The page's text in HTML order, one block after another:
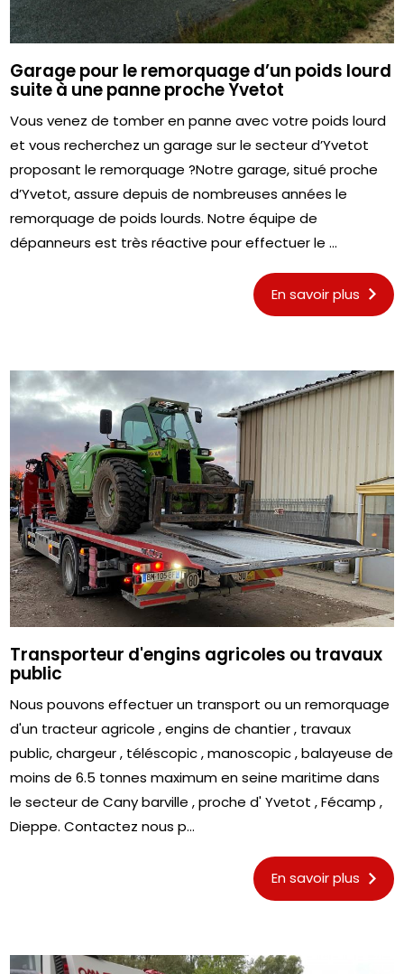
Garage pour le remorquage d’un poids lourd
suite à une panne proche Yvetot
Vous venez de tomber en panne avec votre poids lourd
et vous recherchez un garage sur le secteur d’Yvetot
proposant le remorquage ?Notre garage, situé proche
d’Yvetot, assure depuis de nombreuses années le
remorquage de poids lourds. Notre équipe de
dépanneurs est très réactive pour effectuer le ...
En savoir plus
Transporteur d'engins agricoles ou travaux
public
Nous pouvons effectuer un transport ou un remorquage
d'un tracteur agricole , engins de chantier , travaux
public, chargeur , téléscopic , manoscopic , balayeuse de
moins de 6.5 tonnes maximum en seine maritime dans
le secteur de Cany barville , proche d' Yvetot , Fécamp ,
Dieppe. Contactez nous p...
En savoir plus